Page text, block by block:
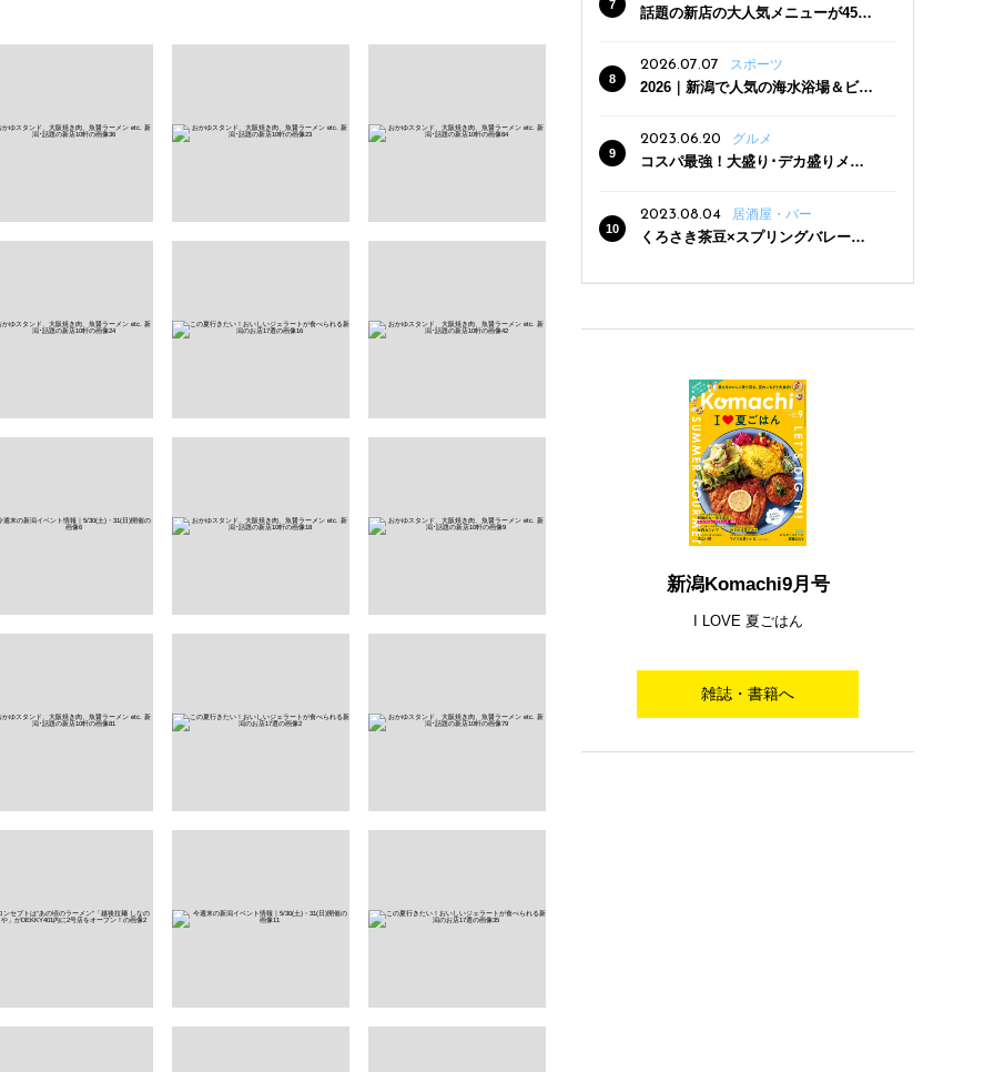
話題の新店の大人気メニューが450
クーポン登場
2026.07.07 スポーツ
2026｜新潟で人気の海水浴場＆ビー
2023.06.20
グルメ
コスパ最強！大盛り･デカ盛りメニ
2023.08.04
居酒屋・バー
くろさき茶豆×スプリングバレー豊
新潟Komachi9月号
I LOVE 夏ごはん
雑誌・書籍へ